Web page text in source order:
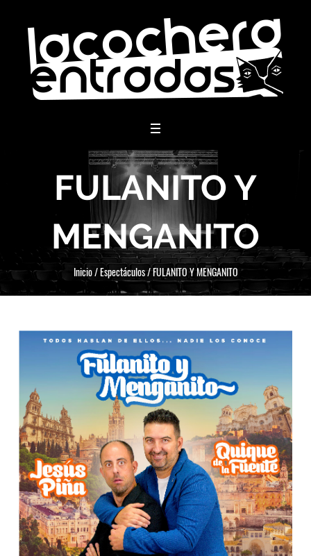
FULANITO Y
MENGANITO
Inicio/Espectáculos/FULANITO Y MENGANITO